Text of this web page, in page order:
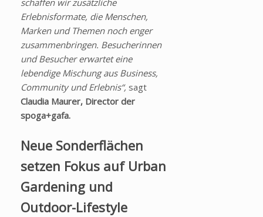
schaffen wir zusätzliche
Erlebnisformate, die Menschen,
Marken und Themen noch enger
zusammenbringen. Besucherinnen
und Besucher erwartet eine
lebendige Mischung aus Business,
Community und Erlebnis“, sagt
Claudia Maurer, Director der
spoga+gafa.
Neue Sonderflächen
setzen Fokus auf Urban
Gardening und
Outdoor-Lifestyle